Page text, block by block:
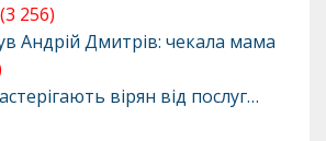
(3 256)
Андрій Дмитрів: чекала мама
вірян від послуг…